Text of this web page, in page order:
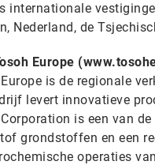
internationale
Nederland, de
Europe
is de regionale
levert innovatieve
is een van
grondstoffen en een
operaties